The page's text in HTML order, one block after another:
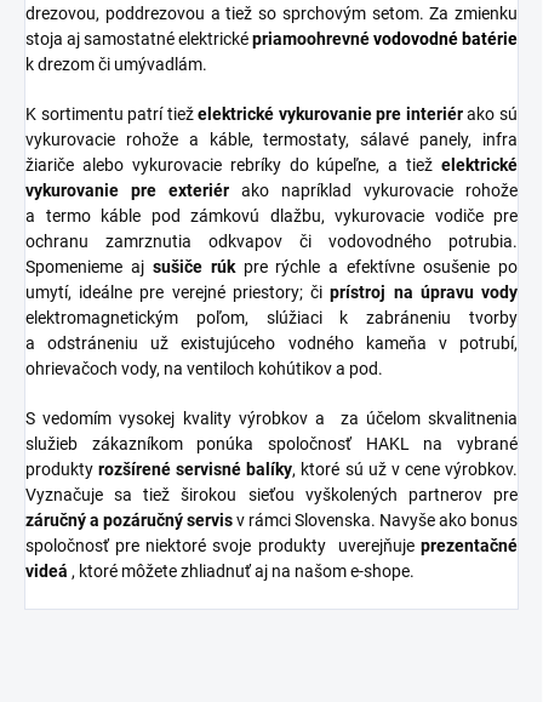
drezovou, poddrezovou a tiež so sprchovým setom. Za zmienku
stoja aj samostatné elektricképriamoohrevnévodovodné batérie
k drezom či umývadlám.
K sortimentu patrí tieželektrické vykurovanie pre interiérako sú
vykurovacie rohože a káble, termostaty, sálavé panely, infra
žiariče alebo vykurovacie rebríky do kúpeľne, a tiež elektrické
vykurovanie pre exteriér ako napríklad vykurovacie rohože
a termo káble pod zámkovú dlažbu, vykurovacie vodiče pre
ochranu zamrznutia odkvapov či vodovodného potrubia.
Spomenieme aj sušiče rúkpre rýchle a efektívne osušenie po
umytí, ideálne pre verejné priestory; čiprístroj na úpravu vody
elektromagnetickým poľom, slúžiaci k zabráneniu tvorby
a odstráneniu už existujúceho vodného kameňa v potrubí,
ohrievačoch vody, na ventiloch kohútikov a pod.
S vedomím vysokej kvality výrobkov a za účelom skvalitnenia
služieb zákazníkom ponúka spoločnosť HAKL na vybrané
produktyrozšírené servisné balíky, ktoré sú už v cene výrobkov.
Vyznačuje sa tiež širokou sieťou vyškolených partnerov pre
záručný a pozáručný servisv rámci Slovenska. Navyše ako bonus
spoločnosť pre niektoré svoje produkty uverejňuje prezentačné
videá , ktoré môžete zhliadnuť aj na našom e-shope.